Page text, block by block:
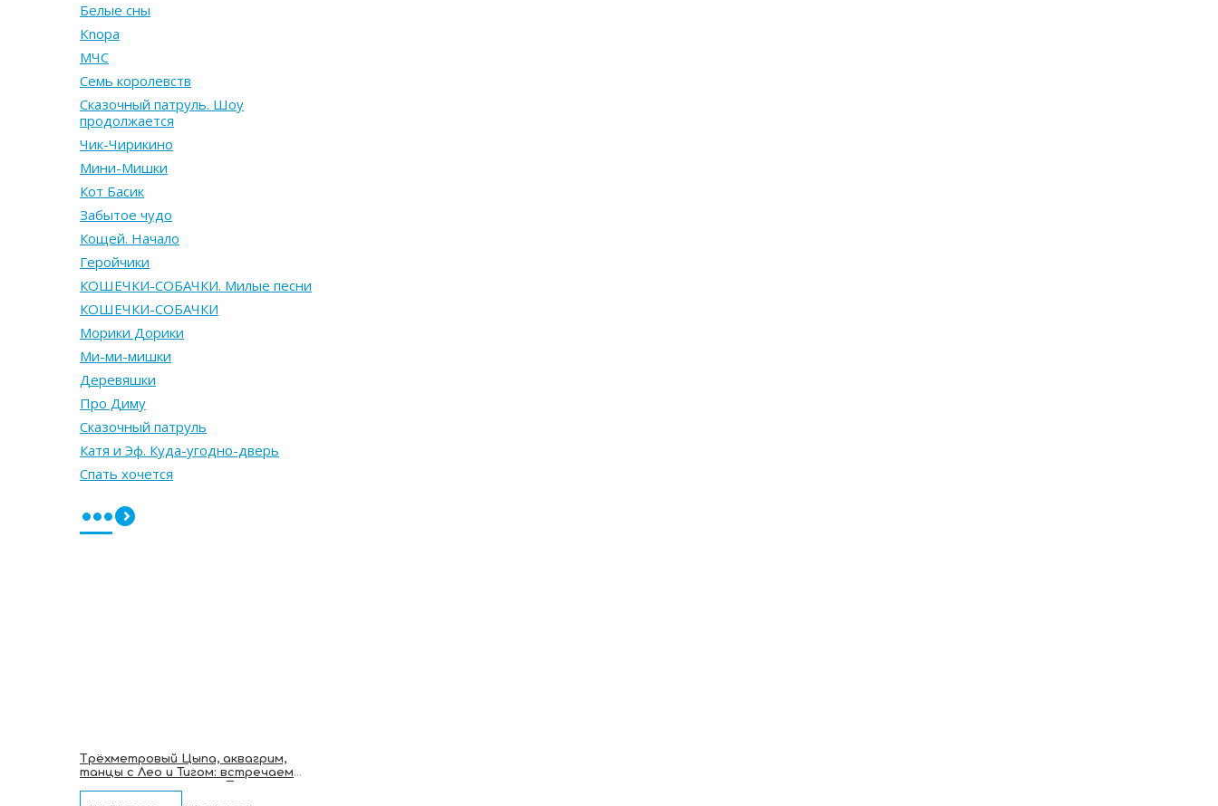
Белые сны
Knopa
МЧС
Семь королевств
Сказочный патруль. Шоу
продолжается
Чик-Чирикино
Мини-Мишки
Кот Басик
Забытое чудо
Кощей. Начало
Геройчики
КОШЕЧКИ-СОБАЧКИ. Милые песни
КОШЕЧКИ-СОБАЧКИ
Морики Дорики
Ми-ми-мишки
Деревяшки
Про Диму
Сказочный патруль
Катя и Эф. Куда-угодно-дверь
Спать хочется
•••
Трёхметровый Цыпа, аквагрим,
танцы с Лео и Тигом: встречаем